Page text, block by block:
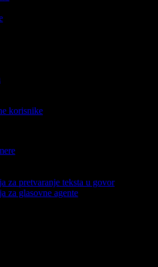
korisnike
za pretvaranje teksta u govor
za glasovne agente